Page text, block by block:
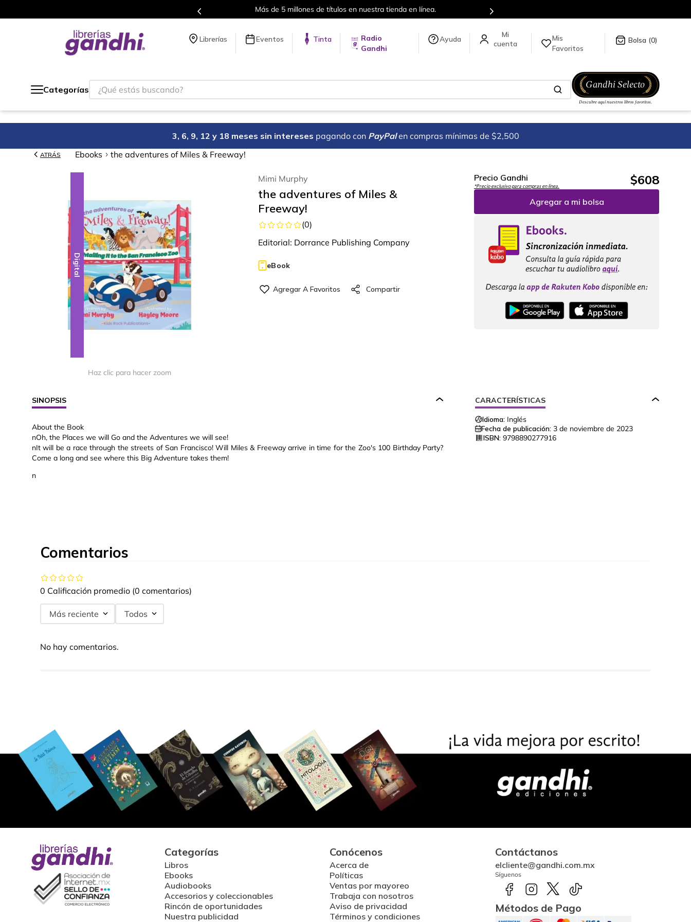
Más de 5 millones de títulos en nuestra tienda en línea.
Librerías Eventos Tinta
Radio
Gandhi
Ayuda
Mis
Favoritos
0
Categorías
¿Qué estás buscando?
3, 6, 9, 12 y 18 meses sin intereses pagando con PayPal en compras mínimas de $2,500
ATRÁS Ebooks the adventures of Miles & Freeway!
Digital
Haz clic para hacer zoom
Mimi Murphy
the adventures of Miles &
Freeway!
(0)
Editorial: Dorrance Publishing Company
eBook
Precio Gandhi
*Precio exclusivo para compras en línea. $608
Agregar a mi bolsa
SINOPSIS
About the Book
nOh, the Places we will Go and the Adventures we will see!
nIt will be a race through the streets of San Francisco! Will Miles & Freeway arrive in time for the Zoo's 100 Birthday Party?
Come a long and see where this Big Adventure takes them!
n
CARACTERÍSTICAS
Idioma: Inglés
Fecha de publicación: 3 de noviembre de 2023
ISBN: 9798890277916
Comentarios
0 Calificación promedio (0 comentarios)
Más reciente Todos
No hay comentarios.
Categorías
Libros
Ebooks
Audiobooks
Accesorios y coleccionables
Rincón de oportunidades
Nuestra publicidad
Conócenos
Acerca de
Políticas
Ventas por mayoreo
Trabaja con nosotros
Aviso de privacidad
Términos y condiciones
Contáctanos
elcliente@gandhi.com.mx
Síguenos
Métodos de Pago